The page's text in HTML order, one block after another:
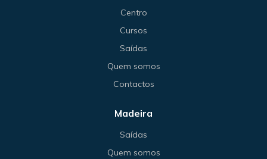
Centro
Cursos
Saídas
Quem somos
Contactos
Madeira
Saídas
Quem somos